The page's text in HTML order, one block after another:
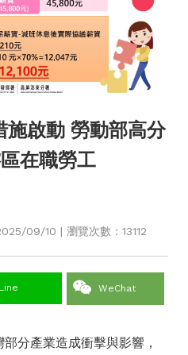
施啟動 勞動部高分
在職勞工
09/10 | 瀏覽次數：13112
Line WeChat
分產業造成衝擊與影響，